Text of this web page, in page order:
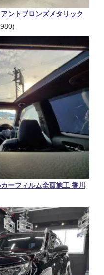
ントブロンズメタリック
ーフィルム全面施工 香川